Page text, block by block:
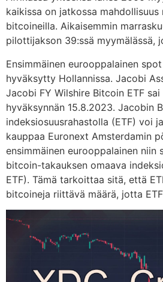
kaikissa on jatkossa
bitcoineilla. Aikaisemmin
pilottijakson 39:ssä myymälässä,
Ensimmäinen eurooppalainen
hyväksytty Hollannissa. Jacobi
Jacobi FY Wilshire Bitcoin ETF
hyväksynnän 15.8.2023. Jacobin
indeksiosuusrahastolla (ETF) voi
kauppaa Euronext Amsterdamin
ensimmäinen eurooppalainen niin
bitcoin-takauksen omaava
ETF). Tämä tarkoittaa sitä, että
bitcoineja riittävä määrä, jotta